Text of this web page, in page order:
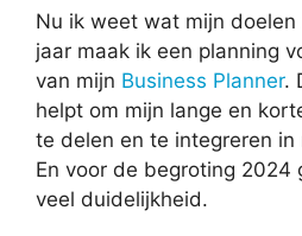
Nu ik weet wat mijn doelen
jaar maak ik een planning
van mijn Business Planner.
helpt om mijn lange en
te delen en te integreren in
En voor de begroting 2024
veel duidelijkheid.